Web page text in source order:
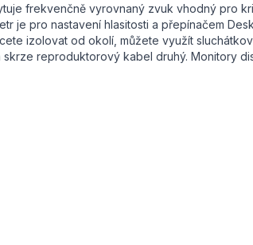
frekvenčně vyrovnaný zvuk vhodný pro
je pro nastavení hlasitosti a přepínačem
izolovat od okolí, můžete využít
reproduktorový kabel druhý. Monitory